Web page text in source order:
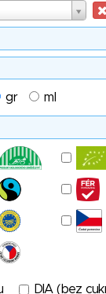
gr
ml
DIA (bez